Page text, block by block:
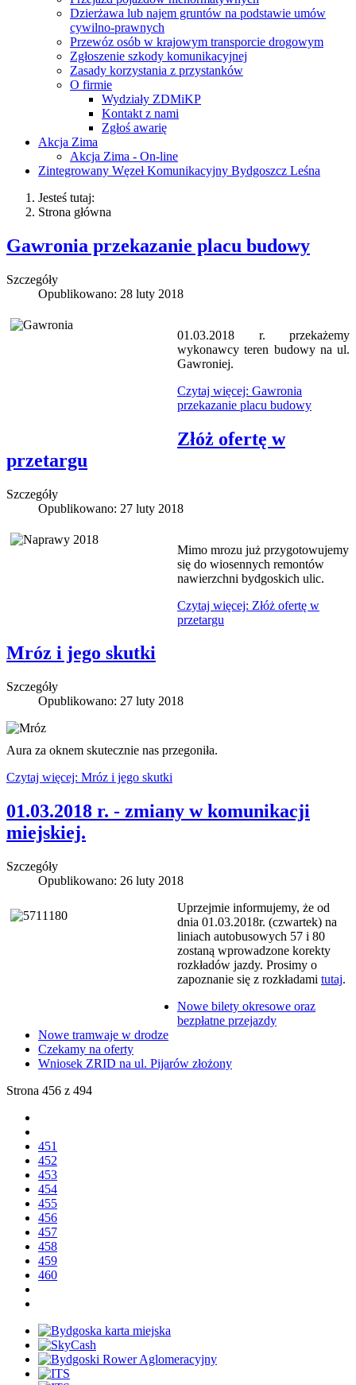
Dzierżawa lub najem gruntów na podstawie umów
cywilno-prawnych
Przewóz osób w krajowym transporcie drogowym
Zgłoszenie szkody komunikacyjnej
Zasady korzystania z przystanków
O firmie
Wydziały ZDMiKP
Kontakt z nami
Zgłoś awarię
Akcja Zima
Akcja Zima - On-line
Zintegrowany Węzeł Komunikacyjny Bydgoszcz Leśna
Jesteś tutaj:
Strona główna
Gawronia przekazanie placu budowy
Szczegóły
Opublikowano: 28 luty 2018
01.03.2018 r. przekażemy
wykonawcy teren budowy na ul.
Gawroniej.
Czytaj więcej: Gawronia
przekazanie placu budowy
Złóż ofertę w
przetargu
Szczegóły
Opublikowano: 27 luty 2018
Mimo mrozu już przygotowujemy
się do wiosennych remontów
nawierzchni bydgoskich ulic.
Czytaj więcej: Złóż ofertę w
przetargu
Mróz i jego skutki
Szczegóły
Opublikowano: 27 luty 2018
Aura za oknem skutecznie nas przegoniła.
Czytaj więcej: Mróz i jego skutki
01.03.2018 r. - zmiany w komunikacji
miejskiej.
Szczegóły
Opublikowano: 26 luty 2018
Uprzejmie informujemy, że od
dnia 01.03.2018r. (czwartek) na
liniach autobusowych 57 i 80
zostaną wprowadzone korekty
rozkładów jazdy. Prosimy o
zapoznanie się z rozkładami tutaj.
Nowe bilety okresowe oraz
bezpłatne przejazdy
Nowe tramwaje w drodze
Czekamy na oferty
Wniosek ZRID na ul. Pijarów złożony
Strona 456 z 494
451
452
453
454
455
456
457
458
459
460